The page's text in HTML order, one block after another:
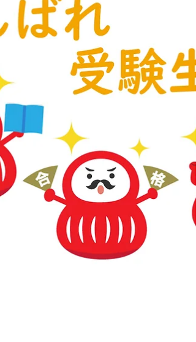
は、さいたま桜、分校、ひまわり特別
支援学校を７名が受験しました。 みん
なが頑張ってくれたおかげで、 全員合
格でした🌸🌸🌸 おめでとうございます
😌 特に今年はひまわり特別支援学校の
人気が高くて、 ２．３８倍❗という高
率。 信じられないくらいの高倍率で
す！ でも、このような高倍率を跳ね返
すように、ひまわり特別支援学校にも
合格してくれました。 全員の結果が分
かり、ててスクールの先生方もホッと
ひと息😊 さいたま桜・分校・ひまわり
特別支援学校の他にも 通信制サポート
校に合格して進学する生徒もいます。
２月末の公立高校一般受験をする生徒